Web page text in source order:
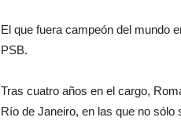
El que fuera campeón del mundo
PSB.
Tras cuatro años en el cargo,
Río de Janeiro, en las que no